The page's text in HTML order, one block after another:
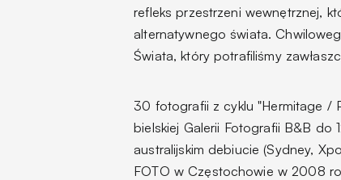
refleks przestrzeni wewnętrznej,
alternatywnego świata.
Świata, który potrafiliśmy
30 fotografii z cyklu "Hermitage /
bielskiej Galerii Fotografii B&B do
australijskim debiucie (Sydney,
FOTO w Częstochowie w 2008